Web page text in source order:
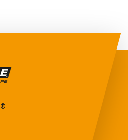
®